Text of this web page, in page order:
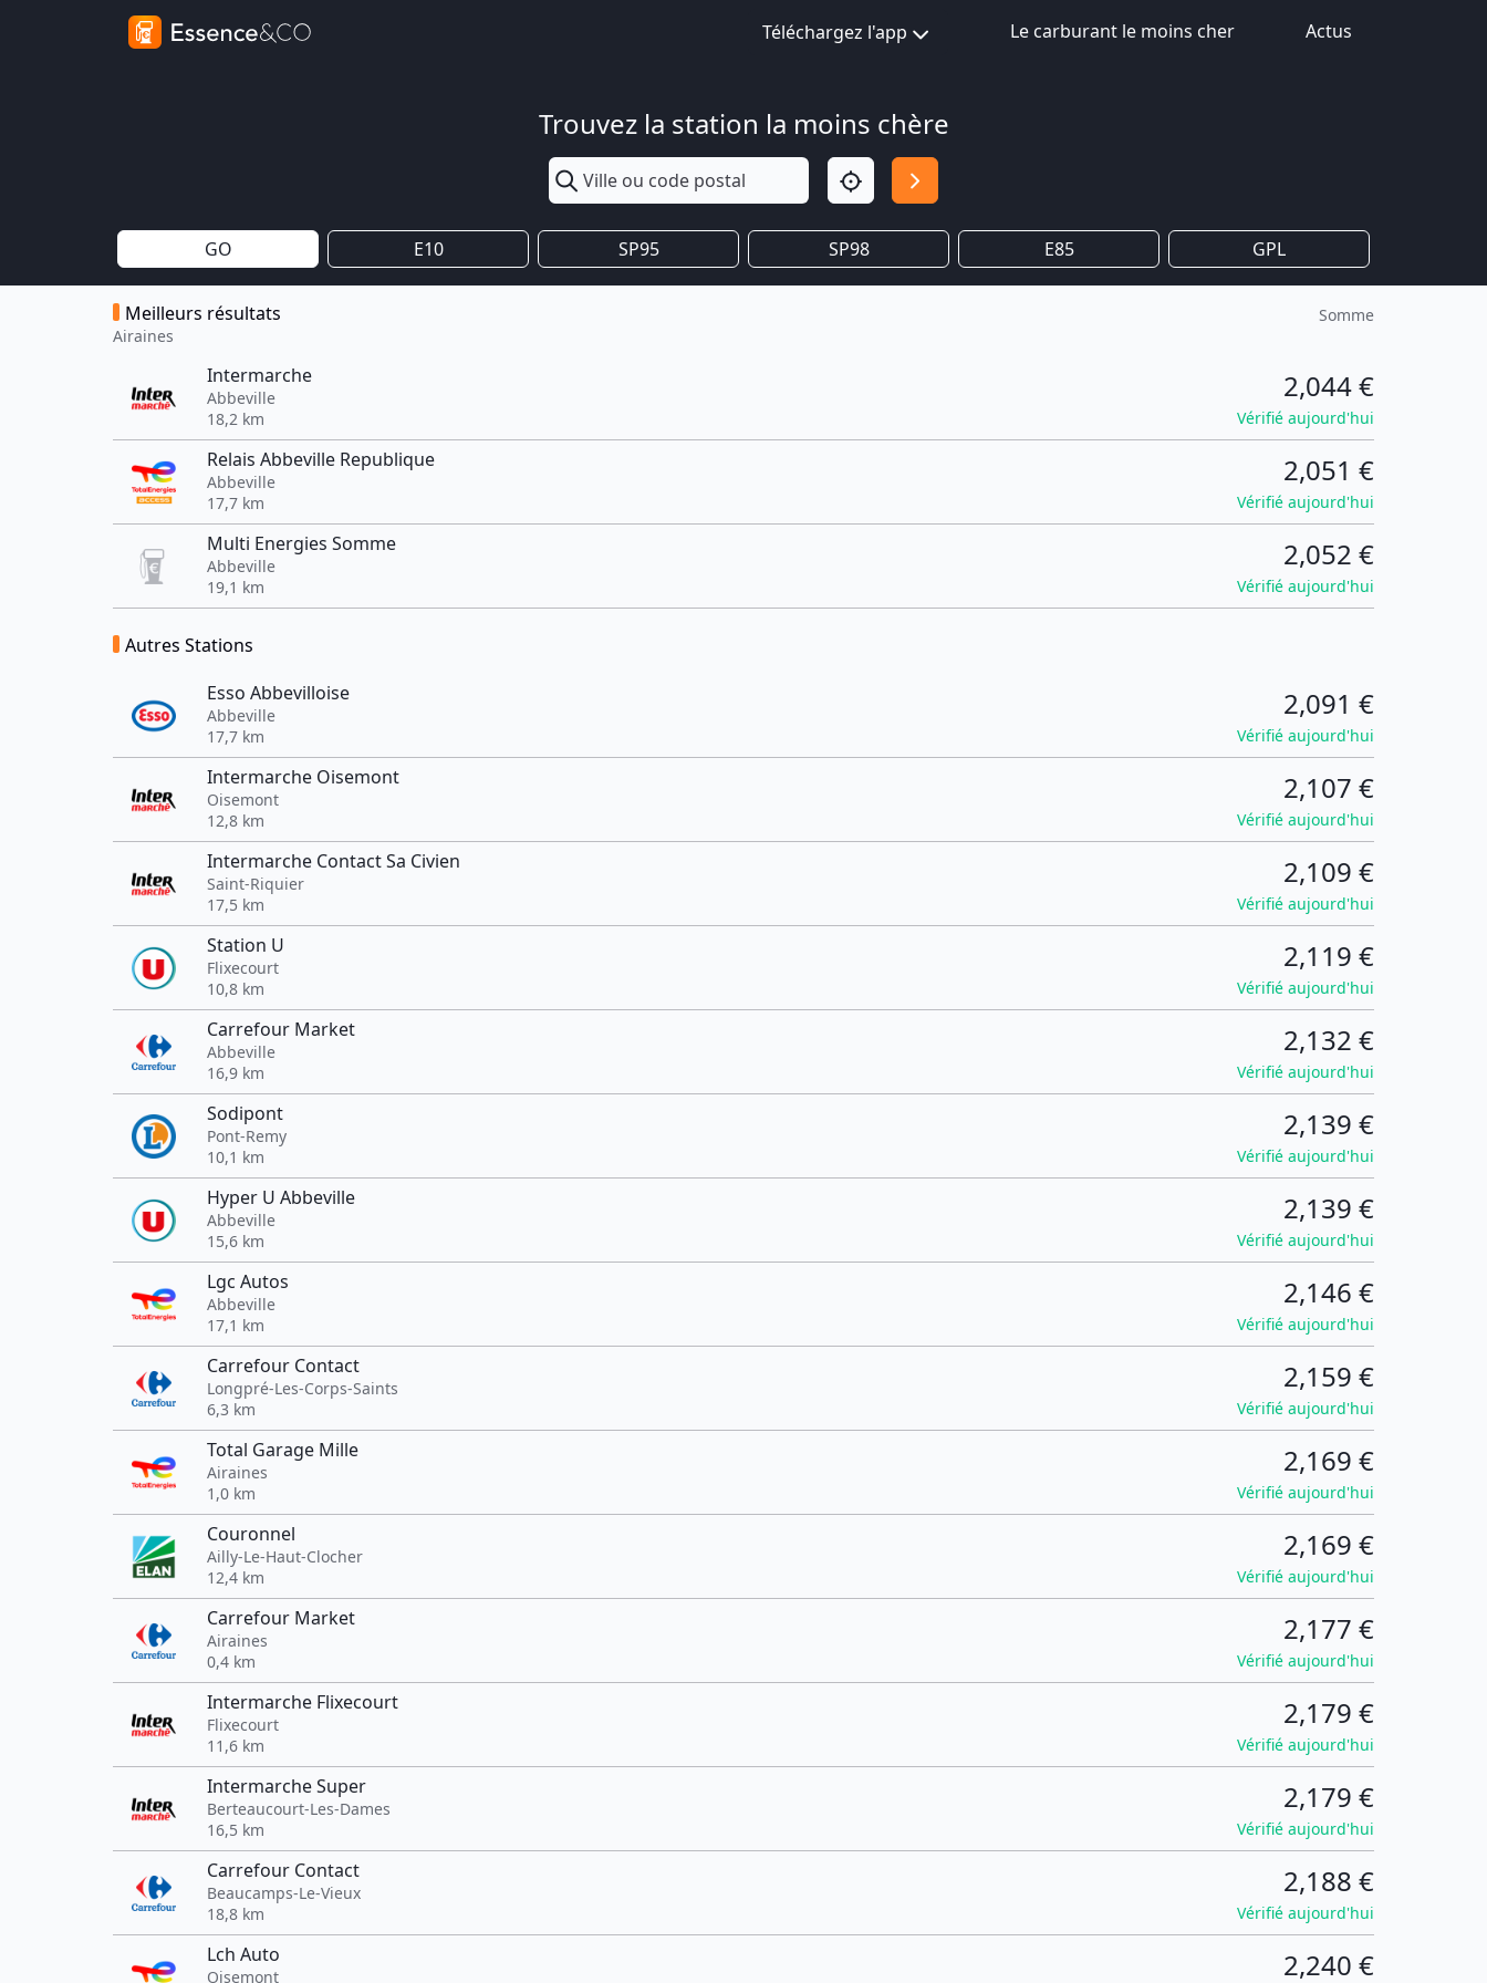
Téléchargez l'app Le carburant le moins cher Actus
Trouvez la station la moins chère
GO E10 SP95 SP98 E85 GPL
Meilleurs résultats
Airaines
Somme
Intermarche
Abbeville
18,2 km
2,044 €
Vérifié aujourd'hui
Relais Abbeville Republique
Abbeville
17,7 km
2,051 €
Vérifié aujourd'hui
Multi Energies Somme
Abbeville
19,1 km
2,052 €
Vérifié aujourd'hui
Autres Stations
Esso Abbevilloise
Abbeville
17,7 km
2,091 €
Vérifié aujourd'hui
Intermarche Oisemont
Oisemont
12,8 km
2,107 €
Vérifié aujourd'hui
Intermarche Contact Sa Civien
Saint-Riquier
17,5 km
2,109 €
Vérifié aujourd'hui
Station U
Flixecourt
10,8 km
2,119 €
Vérifié aujourd'hui
Carrefour Market
Abbeville
16,9 km
2,132 €
Vérifié aujourd'hui
Sodipont
Pont-Remy
10,1 km
2,139 €
Vérifié aujourd'hui
Hyper U Abbeville
Abbeville
15,6 km
2,139 €
Vérifié aujourd'hui
Lgc Autos
Abbeville
17,1 km
2,146 €
Vérifié aujourd'hui
Carrefour Contact
Longpré-Les-Corps-Saints
6,3 km
2,159 €
Vérifié aujourd'hui
Total Garage Mille
Airaines
1,0 km
2,169 €
Vérifié aujourd'hui
Couronnel
Ailly-Le-Haut-Clocher
12,4 km
2,169 €
Vérifié aujourd'hui
Carrefour Market
Airaines
0,4 km
2,177 €
Vérifié aujourd'hui
Intermarche Flixecourt
Flixecourt
11,6 km
2,179 €
Vérifié aujourd'hui
Intermarche Super
Berteaucourt-Les-Dames
16,5 km
2,179 €
Vérifié aujourd'hui
Carrefour Contact
Beaucamps-Le-Vieux
18,8 km
2,188 €
Vérifié aujourd'hui
Lch Auto
Oisemont 2,240 €